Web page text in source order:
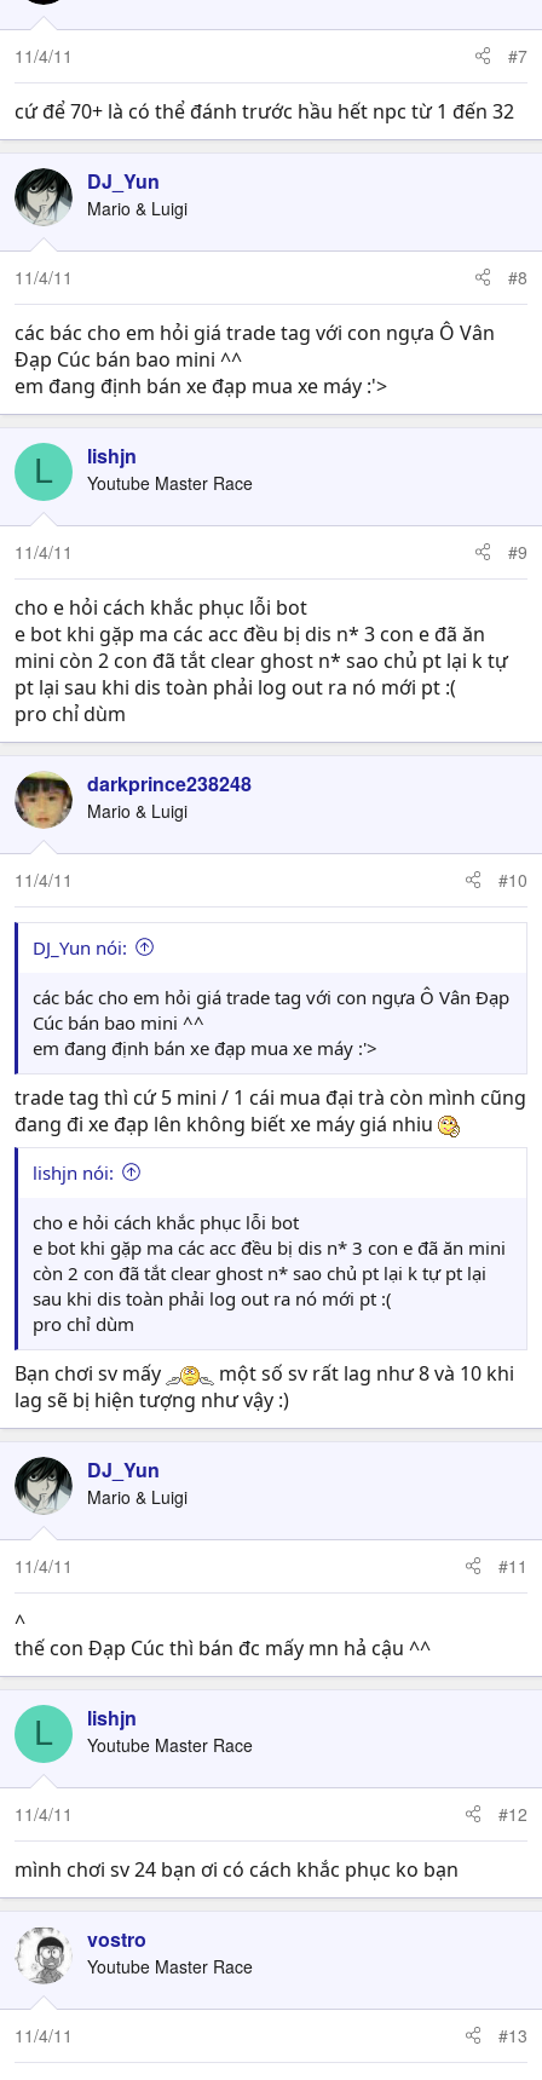
11/4/11 #7
cứ để 70+ là có thể đánh trước hầu hết npc từ 1 đến 32
DJ_Yun
Mario & Luigi
11/4/11 #8
các bác cho em hỏi giá trade tag với con ngựa Ô Vân
Đạp Cúc bán bao mini ^^
em đang định bán xe đạp mua xe máy :'>
L lishjn
Youtube Master Race
11/4/11 #9
cho e hỏi cách khắc phục lỗi bot
e bot khi gặp ma các acc đều bị dis n* 3 con e đã ăn
mini còn 2 con đã tắt clear ghost n* sao chủ pt lại k tự
pt lại sau khi dis toàn phải log out ra nó mới pt :(
pro chỉ dùm
darkprince238248
Mario & Luigi
11/4/11 #10
DJ_Yun nói:
các bác cho em hỏi giá trade tag với con ngựa Ô Vân Đạp
Cúc bán bao mini ^^
em đang định bán xe đạp mua xe máy :'>
trade tag thì cứ 5 mini / 1 cái mua đại trà còn mình cũng
đang đi xe đạp lên không biết xe máy giá nhiu
lishjn nói:
cho e hỏi cách khắc phục lỗi bot
e bot khi gặp ma các acc đều bị dis n* 3 con e đã ăn mini
còn 2 con đã tắt clear ghost n* sao chủ pt lại k tự pt lại
sau khi dis toàn phải log out ra nó mới pt :(
pro chỉ dùm
Bạn chơi sv mấy
một số sv rất lag như 8 và 10 khi
lag sẽ bị hiện tượng như vậy :)
DJ_Yun
Mario & Luigi
11/4/11 #11
^
thế con Đạp Cúc thì bán đc mấy mn hả cậu ^^
L lishjn
Youtube Master Race
11/4/11 #12
mình chơi sv 24 bạn ơi có cách khắc phục ko bạn
vostro
Youtube Master Race
11/4/11 #13